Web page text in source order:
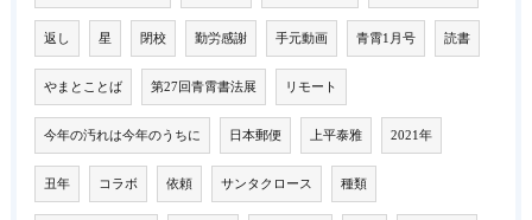
返し 星 閉校 勤労感謝 手元動画 青霄1月号 読書
やまとことば 第27回青霄書法展 リモート
今年の汚れは今年のうちに 日本郵便 上平泰雅 2021年
丑年 コラボ 依頼 サンタクロース 種類